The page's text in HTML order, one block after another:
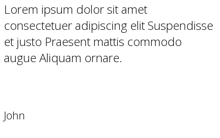
Lorem ipsum dolor sit amet
consectetuer adipiscing elit Suspendisse
et justo Praesent mattis commodo
augue Aliquam ornare.
John